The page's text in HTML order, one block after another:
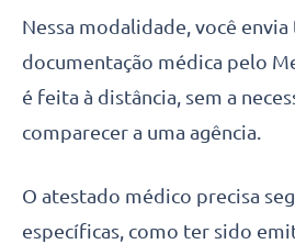
Nessa modalidade, você envia
documentação médica pelo
é feita à distância, sem a
comparecer a uma agência.
O atestado médico precisa
específicas, como ter sido